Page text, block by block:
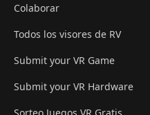
Colaborar
Todos los visores de RV
Submit your VR Game
Submit your VR Hardware